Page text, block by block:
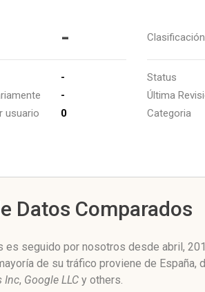
-
-
-
usuario
0
Clasificación
Status
Última
Categoria
Datos Comparados
es seguido por nosotros desde abril,
de su tráfico proviene de
Inc, Google LLC y others.